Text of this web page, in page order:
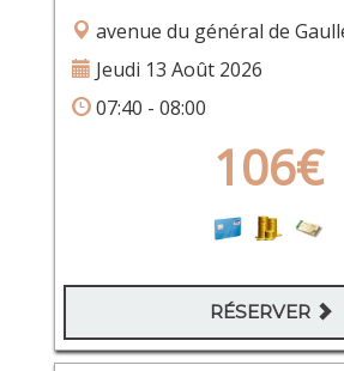
avenue du général de
Jeudi 13 Août 2026
07:40 - 08:00
106€
RÉSERVER